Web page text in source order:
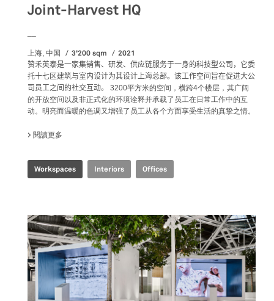
Joint-Harvest HQ
上海, 中国 3'200 sqm 2021
赞禾英泰是一家集销售、研发、供应链服务于一身的科技型公司，它委
托十七区建筑与室内设计为其设计上海总部。该工作空间旨在促进大公
司员工之间的社交互动。 3200平方米的空间，横跨4个楼层，其广阔
的开放空间以及非正式化的环境诠释并承载了员工在日常工作中的互
动。明亮而温暖的色调又增强了员工从各个方面享受生活的真挚之情。
閱讀更多
Workspaces Interiors Offices